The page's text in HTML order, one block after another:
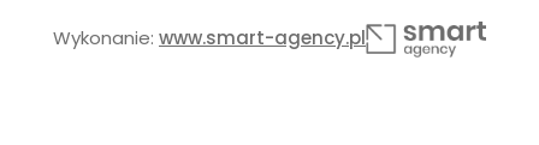
Wykonanie: www.smart-agency.pl